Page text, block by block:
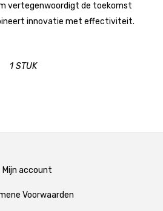
vertegenwoordigt de toekomst
innovatie met effectiviteit.
1 STUK
Mijn account
Voorwaarden